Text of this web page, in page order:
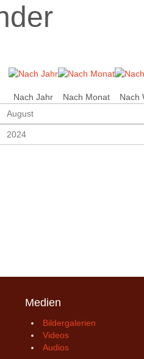
Nach Jahr Nach Monat Nach
Medien
Bildergalerien
Videos
Audios